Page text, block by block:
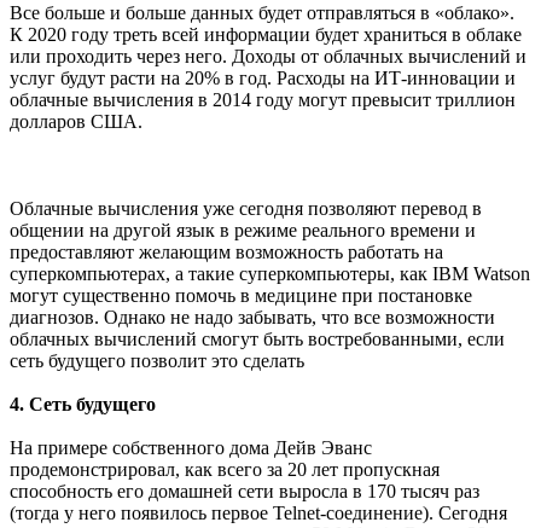
Все больше и больше данных будет отправляться в «облако».
К 2020 году треть всей информации будет храниться в облаке
или проходить через него. Доходы от облачных вычислений и
услуг будут расти на 20% в год. Расходы на ИТ-инновации и
облачные вычисления в 2014 году могут превысит триллион
долларов США.
Облачные вычисления уже сегодня позволяют перевод в
общении на другой язык в режиме реального времени и
предоставляют желающим возможность работать на
суперкомпьютерах, а такие суперкомпьютеры, как IBM Watson
могут существенно помочь в медицине при постановке
диагнозов. Однако не надо забывать, что все возможности
облачных вычислений смогут быть востребованными, если
сеть будущего позволит это сделать
4. Сеть будущего
На примере собственного дома Дейв Эванс
продемонстрировал, как всего за 20 лет пропускная
способность его домашней сети выросла в 170 тысяч раз
(тогда у него появилось первое Telnet-соединение). Сегодня